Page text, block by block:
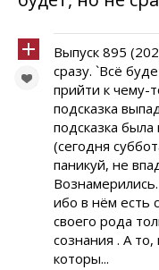
Выпуск 895
сразу. `Всё
прийти к чему-
подсказка
подсказка
(сегодня
паникуй, не
ибо в нём есть
своего рода
сознания . А
которы...